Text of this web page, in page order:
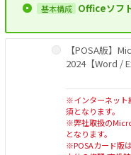
Officeソフ
【POSA版】
2024【Word /
※インターネット
須となります。
※弊社取扱の
となります。
※POSAカード版